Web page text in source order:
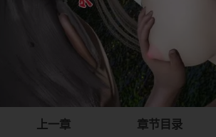
上一章 章节目录